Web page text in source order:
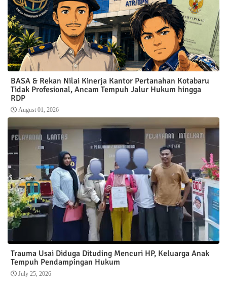
BASA & Rekan Nilai Kinerja Kantor Pertanahan Kotabaru
Tidak Profesional, Ancam Tempuh Jalur Hukum hingga
RDP
August 01, 2026
Trauma Usai Diduga Dituding Mencuri HP, Keluarga Anak
Tempuh Pendampingan Hukum
July 25, 2026